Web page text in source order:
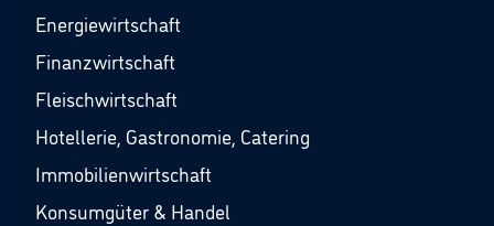
Energiewirtschaft
Finanzwirtschaft
Fleischwirtschaft
Hotellerie, Gastronomie, Catering
Immobilienwirtschaft
Konsumgüter & Handel